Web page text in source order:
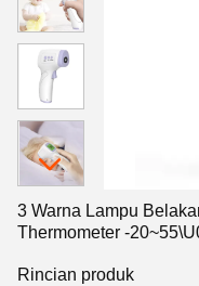
3 Warna Lampu
Thermometer -
Rincian produk